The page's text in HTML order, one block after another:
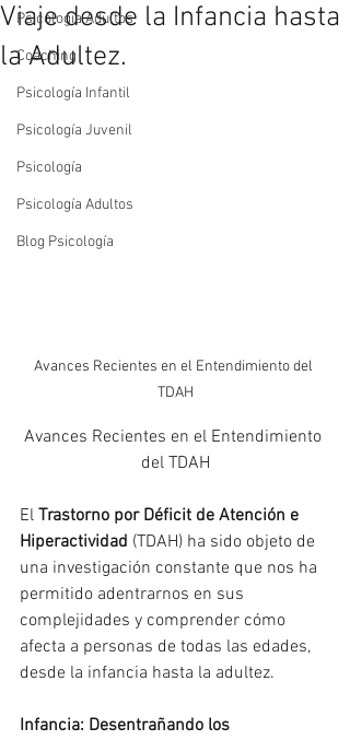
Psicología Adultos
Coaching
Psicología Infantil
Psicología Juvenil
Psicología
Psicología Adultos
Blog Psicología
Viaje desde la Infancia hasta
la Adultez.
Avances Recientes en el Entendimiento del
TDAH
Avances Recientes en el Entendimiento
del TDAH
El Trastorno por Déficit de Atención e
Hiperactividad (TDAH) ha sido objeto de
una investigación constante que nos ha
permitido adentrarnos en sus
complejidades y comprender cómo
afecta a personas de todas las edades,
desde la infancia hasta la adultez.
Infancia: Desentrañando los